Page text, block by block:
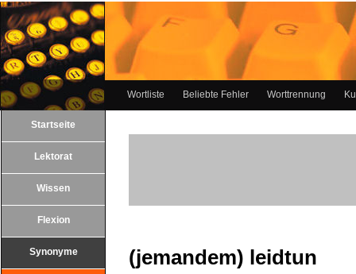
Wortliste Beliebte Fehler Worttrennung
Startseite
Lektorat
Wissen
Flexion
Synonyme (jemandem) leidtun